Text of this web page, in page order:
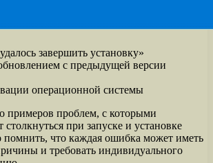
завершить установку»
с предыдущей версии
операционной системы
примеров проблем, с которыми
столкнуться при запуске и установке
что каждая ошибка может иметь
и требовать индивидуального